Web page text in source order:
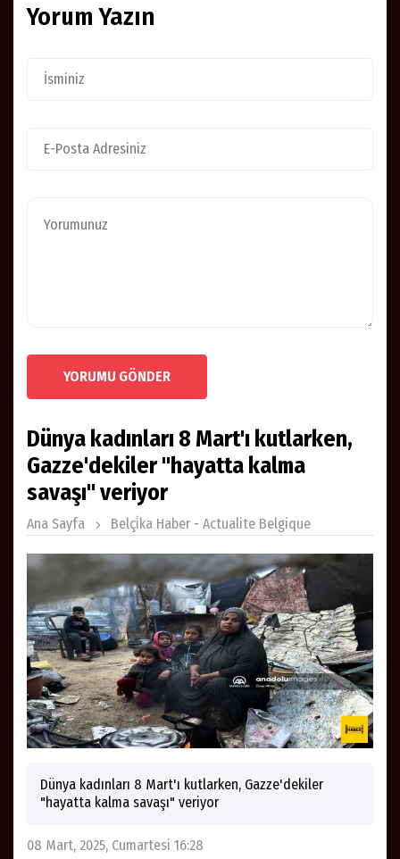
Yorum Yazın
YORUMU GÖNDER
Dünya kadınları 8 Mart'ı kutlarken,
Gazze'dekiler "hayatta kalma
savaşı" veriyor
Ana Sayfa Belçi̇ka Haber - Actualite Belgique
Dünya kadınları 8 Mart'ı kutlarken, Gazze'dekiler
"hayatta kalma savaşı" veriyor
08 Mart, 2025, Cumartesi 16:28